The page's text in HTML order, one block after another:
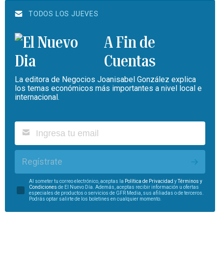
TODOS LOS JUEVES
A Fin de
Cuentas
La editora de Negocios Joanisabel González explica
los temas económicos más importantes a nivel local e
internacional.
Regístrate
Al someter tu correo electrónico, aceptas la Política de Privacidad yTérminos y
Condiciones de El Nuevo Día. Además, aceptas recibir información u ofertas
especiales de productos o servicios de GFR Media, sus afiliadas o de terceros.
Podrás optar salirte de los boletines en cualquier momento.